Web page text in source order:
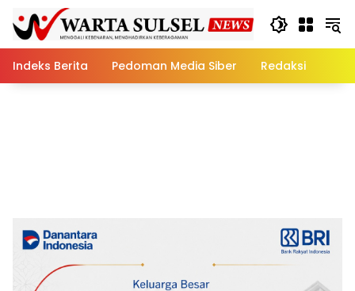
content
Indeks Berita
Pedoman Media Siber Redaksi